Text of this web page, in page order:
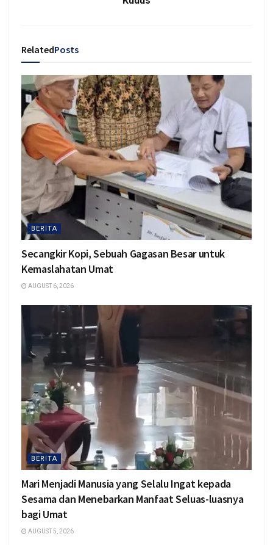
RelatedPosts
BERITA
Secangkir Kopi, Sebuah Gagasan Besar untuk
Kemaslahatan Umat
AUGUST 6, 2026
BERITA
Mari Menjadi Manusia yang Selalu Ingat kepada
Sesama dan Menebarkan Manfaat Seluas-luasnya
bagi Umat
AUGUST 5, 2026